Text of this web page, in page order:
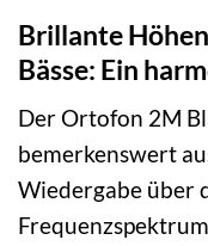
Brillante
Bässe: Ein
Der Ortofon 2M
bemerkenswert
Wiedergabe über